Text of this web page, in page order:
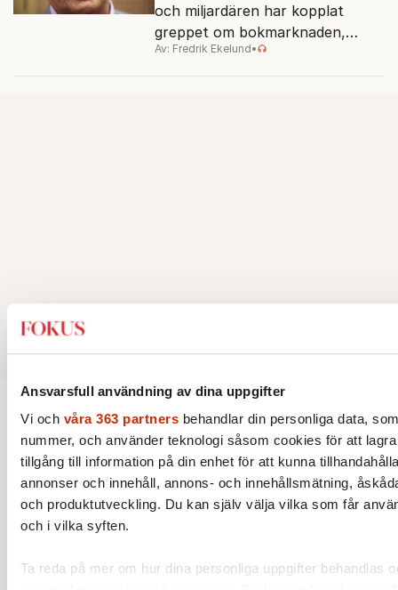
Ansvarsfull användning av dina uppgifter
Vi och våra 363 partners behandlar din personliga data,
nummer, och använder teknologi såsom cookies för att
tillgång till information på din enhet för att kunna
annonser och innehåll, annons- och innehållsmätning,
och produktutveckling. Du kan själv välja vilka som får
och i vilka syften.
Ta reda på mer om hur dina personliga uppgifter behandlas
och miljardären har kopplat
greppet om bokmarknaden,
filmbolag, tv- och radiokanaler.
Av: Fredrik Ekelund•
LIVSSTIL
Bok-merch säljer – litteraturen
blir en prydnad bland andra
Boken har blivit en accessoar att posera med.
Internationellt drivs trenden av BookTok –
och förlagen följer efter.